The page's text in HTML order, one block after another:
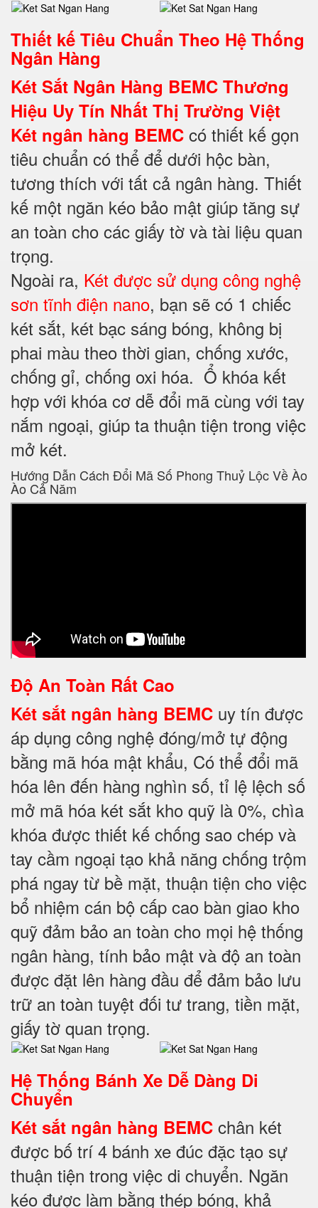
Thiết kế Tiêu Chuẩn Theo Hệ Thống
Ngân Hàng
Két Sắt Ngân Hàng BEMC Thương
Hiệu Uy Tín Nhất Thị Trường Việt
Két ngân hàng BEMC có thiết kế gọn
tiêu chuẩn có thể để dưới hộc bàn,
tương thích với tất cả ngân hàng. Thiết
kế một ngăn kéo bảo mật giúp tăng sự
an toàn cho các giấy tờ và tài liệu quan
trọng.
Ngoài ra, Két được sử dụng công nghệ
sơn tĩnh điện nano, bạn sẽ có 1 chiếc
két sắt, két bạc sáng bóng, không bị
phai màu theo thời gian, chống xước,
chống gỉ, chống oxi hóa. Ổ khóa kết
hợp với khóa cơ dễ đổi mã cùng với tay
nắm ngoại, giúp ta thuận tiện trong việc
mở két.
Hướng Dẫn Cách Đổi Mã Số Phong Thuỷ Lộc Về Ào
Ào Cả Năm
Độ An Toàn Rất Cao
Két sắt ngân hàng BEMC uy tín được
áp dụng công nghệ đóng/mở tự động
bằng mã hóa mật khẩu, Có thể đổi mã
hóa lên đến hàng nghìn số, tỉ lệ lệch số
mở mã hóa két sắt kho quỹ là 0%, chìa
khóa được thiết kế chống sao chép và
tay cầm ngoại tạo khả năng chống trộm
phá ngay từ bề mặt, thuận tiện cho việc
bổ nhiệm cán bộ cấp cao bàn giao kho
quỹ đảm bảo an toàn cho mọi hệ thống
ngân hàng, tính bảo mật và độ an toàn
được đặt lên hàng đầu để đảm bảo lưu
trữ an toàn tuyệt đối tư trang, tiền mặt,
giấy tờ quan trọng.
Hệ Thống Bánh Xe Dễ Dàng Di
Chuyển
Két sắt ngân hàng BEMC chân két
được bố trí 4 bánh xe đúc đặc tạo sự
thuận tiện trong việc di chuyển. Ngăn
kéo được làm bằng thép bóng, khả